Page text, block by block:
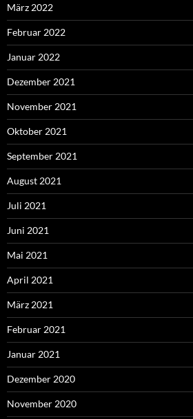
März 2022
Februar 2022
Januar 2022
Dezember 2021
November 2021
Oktober 2021
September 2021
August 2021
Juli 2021
Juni 2021
Mai 2021
April 2021
März 2021
Februar 2021
Januar 2021
Dezember 2020
November 2020